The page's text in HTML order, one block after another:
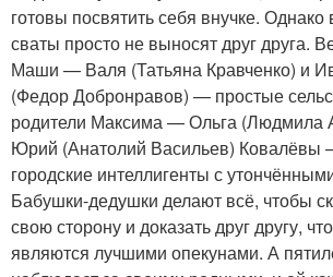
готовы посвятить себя внучке. Однако
сваты просто не выносят друг друга.
Маши — Валя (Татьяна Кравченко) и
(Федор Добронравов) — простые
родители Максима — Ольга (Людмила
Юрий (Анатолий Васильев) Ковалёвы
городские интеллигенты с
Бабушки-дедушки делают всё, чтобы
свою сторону и доказать друг другу,
являются лучшими опекунами. А